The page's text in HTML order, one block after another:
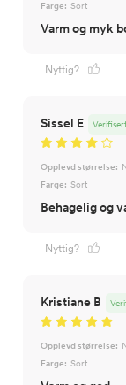
Farge: Sort
Varm og myk
Nyttig?
Sissel E
Opplevd størrelse:
Farge: Sort
Behagelig og
Nyttig?
Kristiane B
Opplevd størrelse:
Farge: Sort